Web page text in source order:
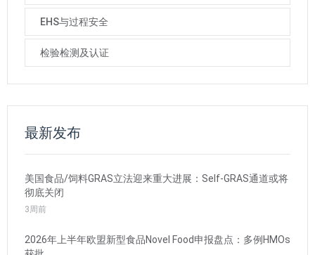
EHS与过程安全
检验检测及认证
最新发布
美国食品/饲料GRAS立法迎来重大进展：Self-GRAS通道或将
彻底关闭
3周前
2026年上半年欧盟新型食品Novel Food申报盘点：多例HMOs